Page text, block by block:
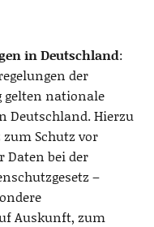
in Deutschland:
der
gelten nationale
Deutschland. Hierzu
zum Schutz vor
Daten bei der
–
Auskunft, zum